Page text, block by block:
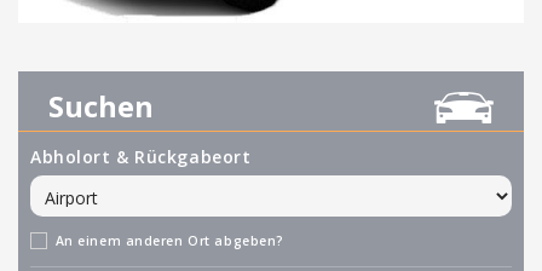
Suchen
Abholort & Rückgabeort
An einem anderen Ort abgeben?